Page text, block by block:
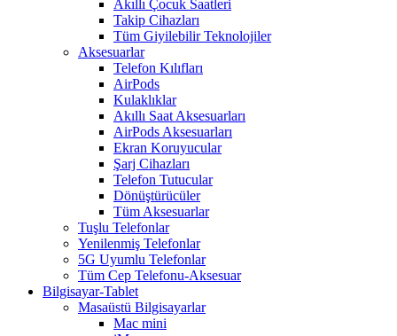
Akıllı Çocuk Saatleri
Takip Cihazları
Tüm Giyilebilir Teknolojiler
Aksesuarlar
Telefon Kılıfları
AirPods
Kulaklıklar
Akıllı Saat Aksesuarları
AirPods Aksesuarları
Ekran Koruyucular
Şarj Cihazları
Telefon Tutucular
Dönüştürücüler
Tüm Aksesuarlar
Tuşlu Telefonlar
Yenilenmiş Telefonlar
5G Uyumlu Telefonlar
Tüm Cep Telefonu-Aksesuar
Bilgisayar-Tablet
Masaüstü Bilgisayarlar
Mac mini